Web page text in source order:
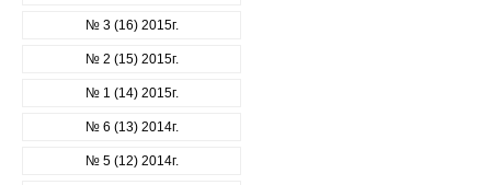
№ 3 (16) 2015г.
№ 2 (15) 2015г.
№ 1 (14) 2015г.
№ 6 (13) 2014г.
№ 5 (12) 2014г.